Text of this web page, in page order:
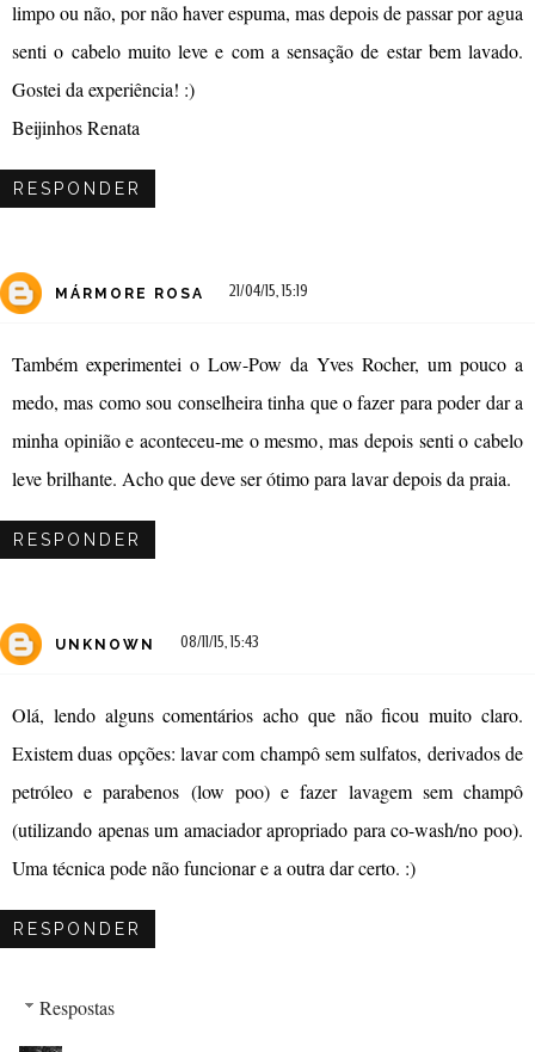
limpo ou não, por não haver espuma, mas depois de passar por agua
senti o cabelo muito leve e com a sensação de estar bem lavado.
Gostei da experiência! :)
Beijinhos Renata
RESPONDER
MÁRMORE ROSA 21/04/15, 15:19
Também experimentei o Low-Pow da Yves Rocher, um pouco a
medo, mas como sou conselheira tinha que o fazer para poder dar a
minha opinião e aconteceu-me o mesmo, mas depois senti o cabelo
leve brilhante. Acho que deve ser ótimo para lavar depois da praia.
RESPONDER
UNKNOWN 08/11/15, 15:43
Olá, lendo alguns comentários acho que não ficou muito claro.
Existem duas opções: lavar com champô sem sulfatos, derivados de
petróleo e parabenos (low poo) e fazer lavagem sem champô
(utilizando apenas um amaciador apropriado para co-wash/no poo).
Uma técnica pode não funcionar e a outra dar certo. :)
RESPONDER
Respostas